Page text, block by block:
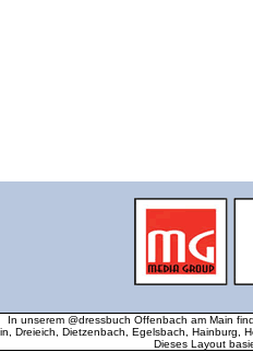
In unserem @dressbuch Offenbach am Main
Dreieich, Dietzenbach, Egelsbach, Hainburg,
Dieses Layout